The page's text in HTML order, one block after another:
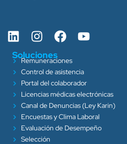
Soluciones
Remuneraciones
Control de asistencia
Portal del colaborador
Licencias médicas electrónicas
Canal de Denuncias (Ley Karin)
Encuestas y Clima Laboral
Evaluación de Desempeño
Selección